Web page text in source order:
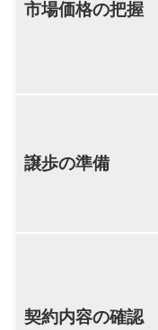
市場価格の把握
譲歩の準備
契約内容の確認